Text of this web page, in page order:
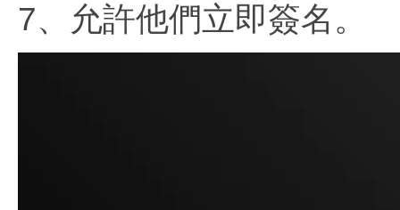
7、允許他們立即簽名。